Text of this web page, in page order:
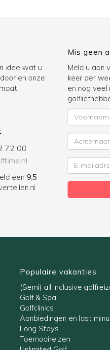
idee wat u
en onze
72 00
een 9,5
Mis geen
Meld u aan
keer per
en nog veel
Voornaam
Achternaam
E-
mailadres
Populaire vakanties
(Semi) all inclusive
Golf & Spa
Golfclinics
Aanbiedingen en last
Long Stays
Toernooireizen